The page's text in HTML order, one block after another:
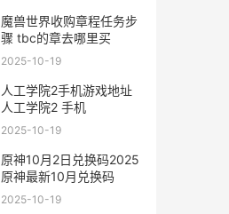
魔兽世界收购章程任务步
骤 tbc的章去哪里买
2025-10-19
人工学院2手机游戏地址
人工学院2 手机
2025-10-19
原神10月2日兑换码2025
原神最新10月兑换码
2025-10-19